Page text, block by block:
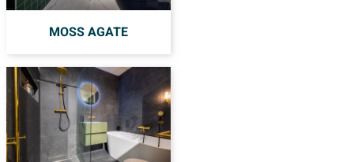
MOSS AGATE